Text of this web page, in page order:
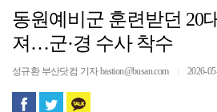
동원예비군 훈련받던 20
져…군·경 수사 착수
성규환 부산닷컴 기자 bastion@busan.com 2026-